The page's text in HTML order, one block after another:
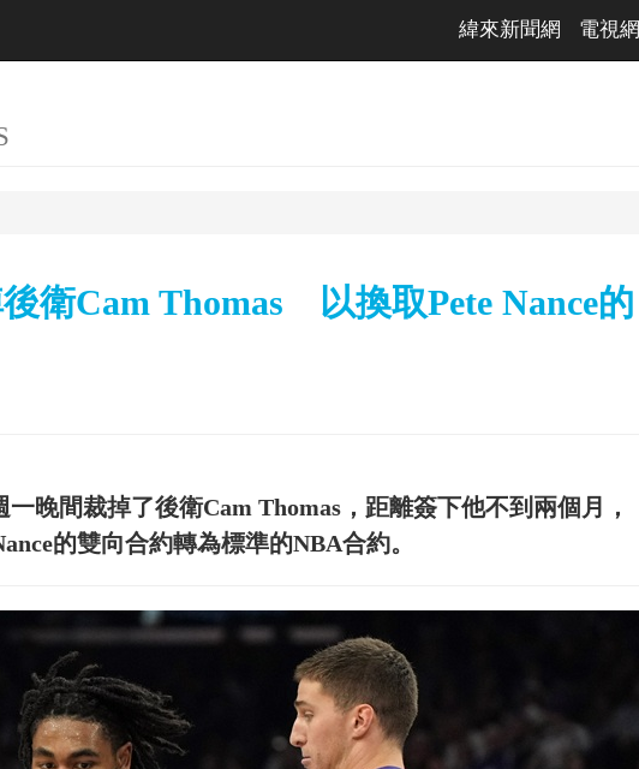
緯來新聞網 電視網
衛Cam Thomas 以換取Pete Nance的
晚間裁掉了後衛Cam Thomas，距離簽下他不到兩個月，
的雙向合約轉為標準的NBA合約。